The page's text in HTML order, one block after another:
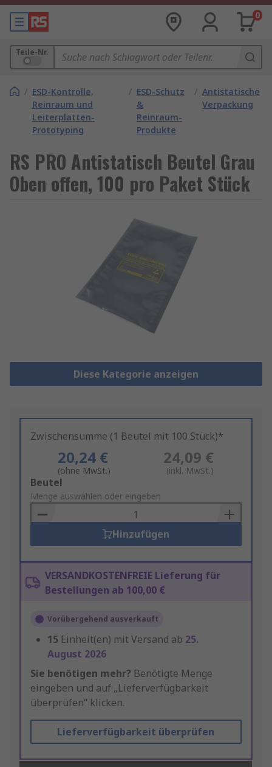
0
Teile-Nr.
/ ESD-Kontrolle,
Reinraum und
Leiterplatten-
Prototyping
/ ESD-Schutz
&
Reinraum-
Produkte
/ Antistatische
Verpackung
RS PRO Antistatisch Beutel Grau
Oben offen, 100 pro Paket Stück
Diese Kategorie anzeigen
Zwischensumme (1 Beutel mit 100 Stück)*
20,24 €
(ohne MwSt.)
24,09 €
(inkl. MwSt.)
Add
to
Basket
Beutel
Menge auswählen oder eingeben
Hinzufügen
VERSANDKOSTENFREIE Lieferung für
Bestellungen ab 100,00 €
Vorübergehend ausverkauft
15 Einheit(en) mit Versand ab 25.
August 2026
Sie benötigen mehr? Benötigte Menge
eingeben und auf „Lieferverfügbarkeit
überprüfen“ klicken.
Lieferverfügbarkeit überprüfen